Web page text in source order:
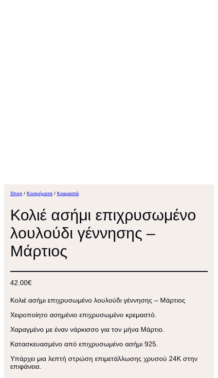
Shop / Κοσμήματα / Κρεμαστά
Κολιέ ασήμι επιχρυσωμένο
λουλούδι γέννησης –
Μάρτιος
42.00€
Κολιέ ασήμι επιχρυσωμένο λουλούδι γέννησης – Μάρτιος
Χειροποίητο ασημένιο επιχρυσωμένο κρεμαστό.
Χαραγμένο με έναν νάρκισσο για τον μήνα Μάρτιο.
Κατασκευασμένο από επιχρυσωμένο ασήμι 925.
Υπάρχει μια λεπτή στρώση επιμετάλλωσης χρυσού 24Κ στην
επιφάνεια.